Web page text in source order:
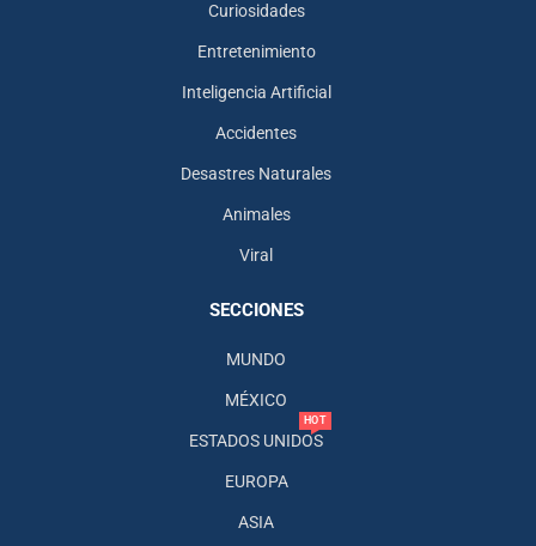
Curiosidades
Entretenimiento
Inteligencia Artificial
Accidentes
Desastres Naturales
Animales
Viral
SECCIONES
MUNDO
MÉXICO
ESTADOS UNIDOS
HOT
EUROPA
ASIA